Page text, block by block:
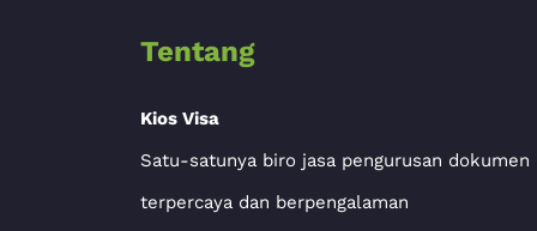
Tentang
Kios Visa
Satu-satunya biro jasa pengurusan dokumen
terpercaya dan berpengalaman